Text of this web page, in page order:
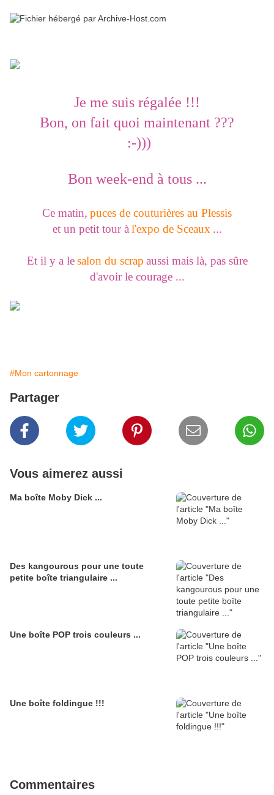
Je me suis régalée !!!
Bon, on fait quoi maintenant ???
:-)))
Bon week-end à tous ...
Ce matin, puces de couturières au Plessis
et un petit tour à l'expo de Sceaux ...
Et il y a le salon du scrap aussi mais là, pas sûre
d'avoir le courage ...
#Mon cartonnage
Partager
Vous aimerez aussi
Ma boîte Moby Dick ...
Des kangourous pour une toute
petite boîte triangulaire ...
Une boîte POP trois couleurs ...
Une boîte foldingue !!!
Commentaires